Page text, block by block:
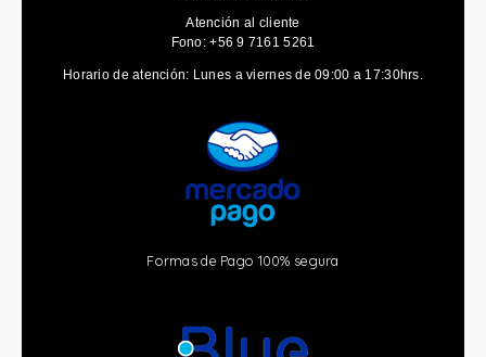
Atención al cliente
Fono: +56 9 7161 5261
Horario de atención: Lunes a viernes de 09:00 a 17:30hrs.
Formas de Pago 100% segura